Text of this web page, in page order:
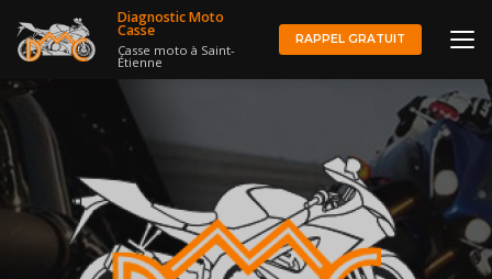
au
contenu
Diagnostic Moto
Casse
Casse moto à Saint-
Étienne
RAPPEL GRATUIT